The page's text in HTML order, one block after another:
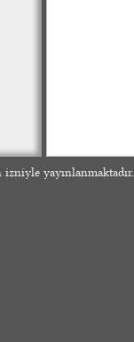
yayınlanmaktadır.